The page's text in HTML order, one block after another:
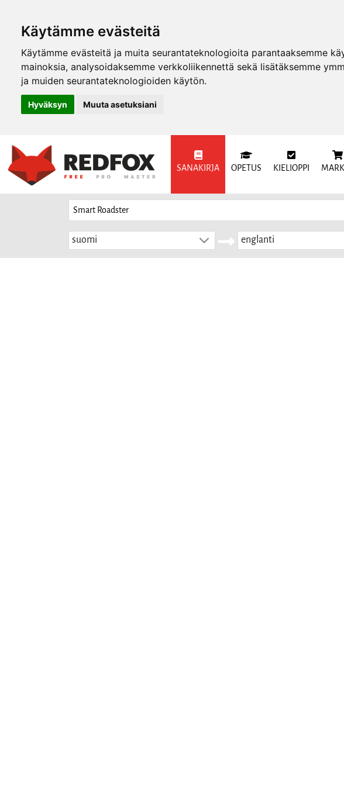
Käytämme evästeitä
Käytämme evästeitä ja muita seurantateknologioita parantaaksemme
mainoksia, analysoidaksemme verkkoliikennettä sekä lisätäksemme
ja muiden seurantateknologioiden käytön.
Hyväksyn Muuta asetuksiani
SANAKIRJA OPETUS KIELIOPPI
suomi englanti